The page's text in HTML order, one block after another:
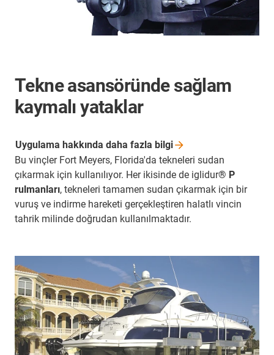
Tekne asansöründe sağlam
kaymalı yataklar
Bu vinçler Fort Meyers, Florida'da tekneleri sudan
çıkarmak için kullanılıyor. Her ikisinde de iglidur® P
rulmanları, tekneleri tamamen sudan çıkarmak için bir
vuruş ve indirme hareketi gerçekleştiren halatlı vincin
tahrik milinde doğrudan kullanılmaktadır.
Uygulama hakkında daha fazla bilgi